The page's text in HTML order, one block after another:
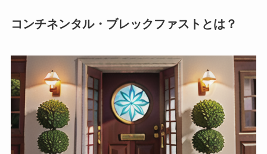
コンチネンタル・ブレックファストとは？